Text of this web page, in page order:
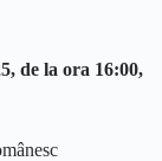
de la ora 16:00,